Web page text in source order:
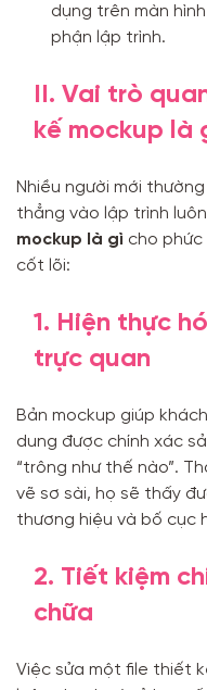
dụng trên màn
phận lập trình.
II. Vai trò
kế mockup là
Nhiều người mới
thẳng vào lập trình
mockup là gì cho phức
cốt lõi:
1. Hiện thực
trực quan
Bản mockup giúp
dung được chính xác
“trông như thế nào”.
vẽ sơ sài, họ sẽ thấy
thương hiệu và bố cục
2. Tiết kiệm
chữa
Việc sửa một file thiết